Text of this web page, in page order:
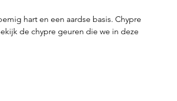
hart en een aardse basis. Chypre
de chypre geuren die we in deze